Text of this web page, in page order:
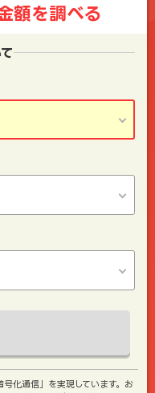
額を調べる
化通信」を実現しています。お